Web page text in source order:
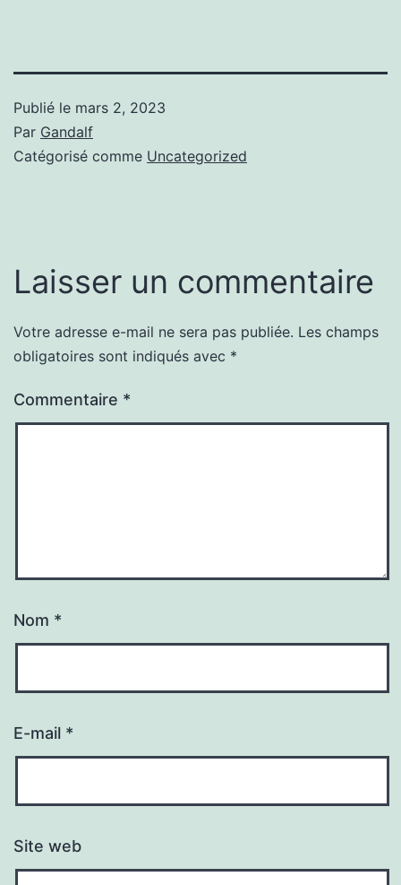
Publié le mars 2, 2023
Par Gandalf
Catégorisé comme Uncategorized
Laisser un commentaire
Votre adresse e-mail ne sera pas publiée. Les champs
obligatoires sont indiqués avec *
Commentaire *
Nom *
E-mail *
Site web